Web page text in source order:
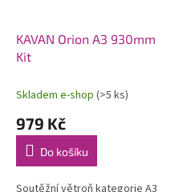
KAVAN Orion A3 930mm
Kit
Skladem e-shop (>5 ks)
979 Kč
Do košíku
Soutěžní větroň kategorie A3